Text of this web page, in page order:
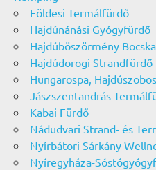
Földesi Termálfürdő
Hajdúnánási Gyógyfürdő
Hajdúböszörmény
Hajdúdorogi Strandfürdő
Hungarospa,
Jászszentandrás
Kabai Fürdő
Nádudvari Strand- és
Nyírbátori Sárkány
Nyíregyháza-